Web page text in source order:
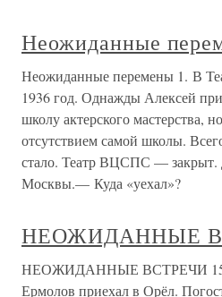
Неожиданные
Неожиданные перемены 1. В
1936 год. Однажды Алексей
школу актерского мастерства,
отсутствием самой школы.
стало. Театр ВЦСПС — закрыт.
Москвы.— Куда «уехал»?
НЕОЖИДАННЫЕ
НЕОЖИДАННЫЕ ВСТРЕЧИ 15
Ермолов приехал в Орёл.